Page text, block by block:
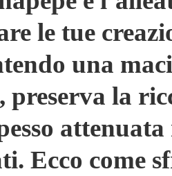
le tue
una
preserva la
Ecco come